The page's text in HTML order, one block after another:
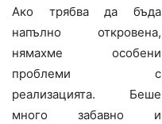
Ако трябва да бъда
напълно откровена,
нямахме особени
проблеми с
реализацията. Беше
много забавно и